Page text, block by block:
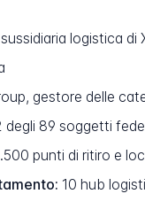
logistica di
gestore delle
degli 89 soggetti
punti di ritiro e
10 hub